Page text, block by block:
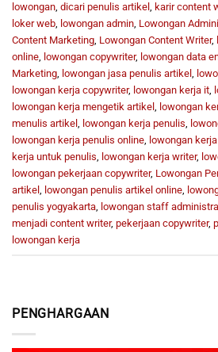
PENGHARGAAN
lowongan, dicari penulis artikel , karir content
loker web, lowongan admin, Lowongan
Content Marketing, Lowongan Content Writer,
online, lowongan copywriter, lowongan data
Marketing, lowongan jasa penulis artikel ,
lowongan kerja copywriter, lowongan kerja it,
lowongan kerja mengetik artikel , lowongan
menulis artikel , lowongan kerja penulis,
lowongan kerja penulis online, lowongan
kerja untuk penulis, lowongan kerja writer,
lowongan pekerjaan copywriter, Lowongan
artikel , lowongan penulis artikel online,
penulis yogyakarta, lowongan staff
menjadi content writer, pekerjaan copywriter,
lowongan kerja